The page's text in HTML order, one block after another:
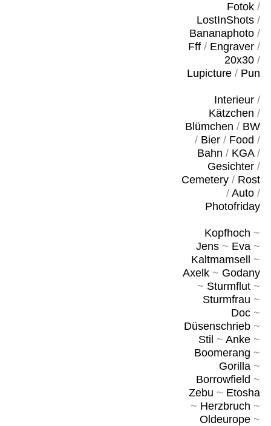
Fotok/
LostInShots/
Bananaphoto/
Fff/ Engraver/
20x30/
Lupicture/ Pun
Interieur/
Kätzchen /
Blümchen / BW
/ Bier/ Food /
Bahn / KGA/
Gesichter/
Cemetery/ Rost
/ Auto/
Photofriday
Kopfhoch ~
Jens~ Eva~
Kaltmamsell
~
Axelk~ Godany
~ Sturmflut~
Sturmfrau ~
Doc~
Düsenschrieb~
Stil ~ Anke~
Boomerang ~
Gorilla~
Borrowfield ~
Zebu ~ Etosha
~ Herzbruch ~
Oldeurope~